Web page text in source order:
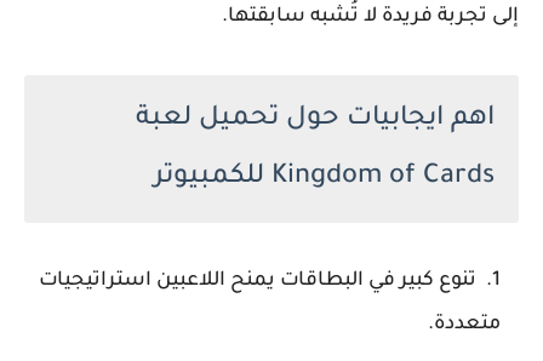
إلى تجربة فريدة لا تُشبه سابقتها.
اهم ايجابيات حول تحميل لعبة
Kingdom of Cards للكمبيوتر
تنوع كبير في البطاقات يمنح اللاعبين استراتيجيات
متعددة.